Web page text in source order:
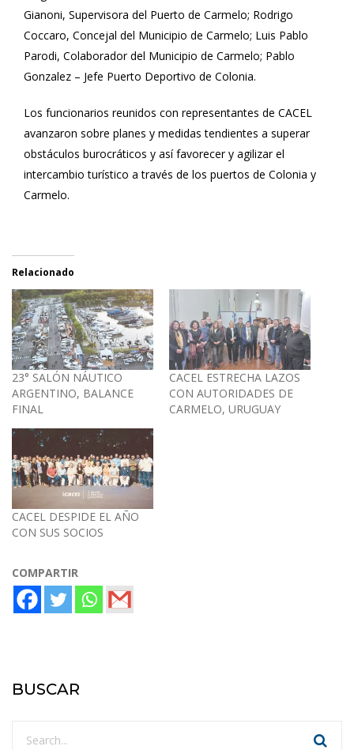
Gianoni, Supervisora del Puerto de Carmelo; Rodrigo
Coccaro, Concejal del Municipio de Carmelo; Luis Pablo
Parodi, Colaborador del Municipio de Carmelo; Pablo
Gonzalez – Jefe Puerto Deportivo de Colonia.
Los funcionarios reunidos con representantes de CACEL
avanzaron sobre planes y medidas tendientes a superar
obstáculos burocráticos y así favorecer y agilizar el
intercambio turístico a través de los puertos de Colonia y
Carmelo.
Relacionado
23° SALÓN NÁUTICO
ARGENTINO, BALANCE
FINAL
CACEL ESTRECHA LAZOS
CON AUTORIDADES DE
CARMELO, URUGUAY
CACEL DESPIDE EL AÑO
CON SUS SOCIOS
COMPARTIR
BUSCAR